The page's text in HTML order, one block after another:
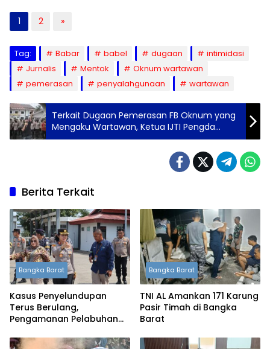
1 2 »
Tag: Babar babel dugaan
intimidasi
Jurnalis
Mentok
Oknum wartawan
pemerasan
penyalahgunaan wartawan
Terkait Dugaan Pemerasan FB Oknum yang
Mengaku Wartawan, Ketua IJTI Pengda
Babel Angkat Bicara
Berita Terkait
Bangka Barat
Kasus Penyelundupan
Terus Berulang,
Pengamanan Pelabuhan
Diperketat
Bangka Barat
TNI AL Amankan 171 Karung
Pasir Timah di Bangka
Barat